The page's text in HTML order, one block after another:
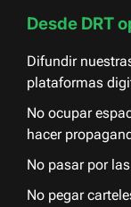
Desde DRT
Difundir
plataformas
No ocupar
hacer
No pasar por
No pegar